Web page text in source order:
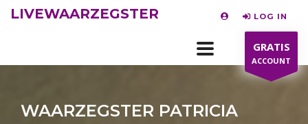
LIVEWAARZEGSTER LOG IN
GRATIS
ACCOUNT
WAARZEGSTER PATRICIA